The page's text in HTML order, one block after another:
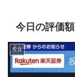
今日の評価額
投資